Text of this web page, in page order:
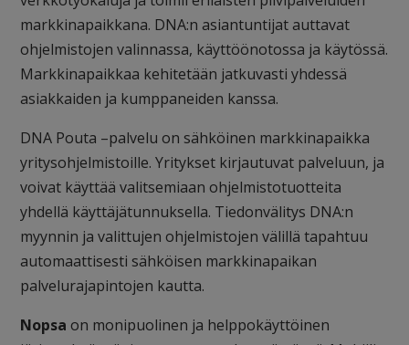
markkinapaikkana. DNA:n asiantuntijat auttavat
ohjelmistojen valinnassa, käyttöönotossa ja käytössä.
Markkinapaikkaa kehitetään jatkuvasti yhdessä
asiakkaiden ja kumppaneiden kanssa.
DNA Pouta –palvelu on sähköinen markkinapaikka
yritysohjelmistoille. Yritykset kirjautuvat palveluun, ja
voivat käyttää valitsemiaan ohjelmistotuotteita
yhdellä käyttäjätunnuksella. Tiedonvälitys DNA:n
myynnin ja valittujen ohjelmistojen välillä tapahtuu
automaattisesti sähköisen markkinapaikan
palvelurajapintojen kautta.
Nopsa on monipuolinen ja helppokäyttöinen